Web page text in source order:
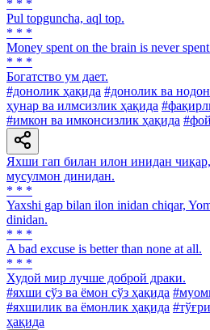
* * *
Pul topguncha, aql top.
* * *
Money spent on the brain is never
* * *
Богатство ум дает.
#донолик ҳақида #донолик ва
ҳунар ва илмсизлик ҳақида
#имкон ва имконсизлик ҳақида
Яхши гап билан илон инидан
мусулмон динидан.
* * *
Yaxshi gap bilan ilon inidan chiqar,
dinidan.
* * *
A bad excuse is better than none at all.
* * *
Худой мир лучше доброй драки.
#яхши сўз ва ёмон сўз ҳақида
#яхшилик ва ёмонлик ҳақида
ҳақида